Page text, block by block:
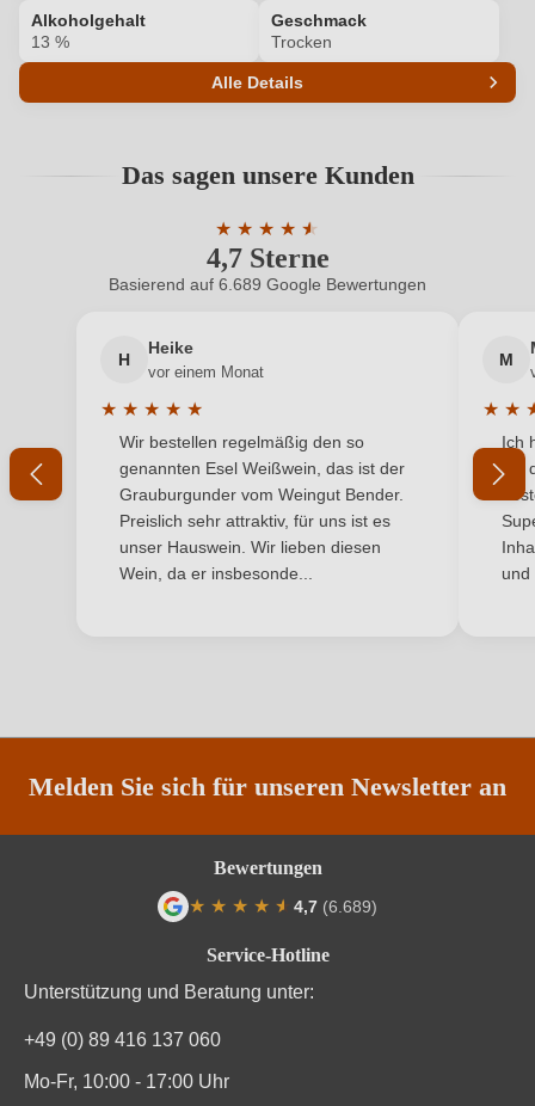
Alkoholgehalt
13 %
Geschmack
Trocken
Alle Details
Alkoholgehalt in %
Geographische Angabe Saint Estèphe AOP
Château Haut-Marbuzet
Hersteller
adresse
Château Haut-Marbuzet, Rue Mac Carthy 7, 33180
Saint-Estèphe, Frankreich
0,75 L
Das sagen unsere Kunden
4,7 Sterne
★ ★ ★ ★ ★
★
Durchschnittliche Bewertung von 4.7
Basierend auf 6.689 Google Bewertungen
H
Heike
vor einem Monat
★ ★ ★ ★ ★
Durchschnittliche Bewertung von 5 von 5 Sternen
Wir bestellen regelmäßig den so
genannten Esel Weißwein, das ist der
Grauburgunder vom Weingut Bender.
Preislich sehr attraktiv, für uns ist es
unser Hauswein. Wir lieben diesen
Wein, da er insbesonde...
M
★ ★
Ich
mit
und
Melden Sie sich für unseren Newsletter an
Service-Hotline
Unterstützung und Beratung unter:
+49 (0) 89 416 137 060
Mo-Fr, 10:00 - 17:00 Uhr
Bewertungen
★ ★ ★ ★ ★
★ 4,7 (6.689)